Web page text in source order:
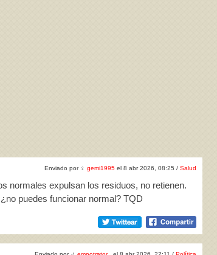
Enviado por ♀ gemi1995 el 8 abr 2026, 08:25 / Salud
normales expulsan los residuos, no retienen.
puedes funcionar normal? TQD